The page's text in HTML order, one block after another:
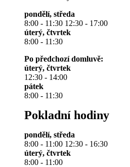
pondělí, středa
8:00 - 11:30 12:30 - 17:00
úterý, čtvrtek
8:00 - 11:30
Po předchozí domluvě:
úterý, čtvrtek
12:30 - 14:00
pátek
8:00 - 11:30
Pokladní hodiny
pondělí, středa
8:00 - 11:00 12:30 - 16:30
úterý, čtvrtek
8:00 - 11:00